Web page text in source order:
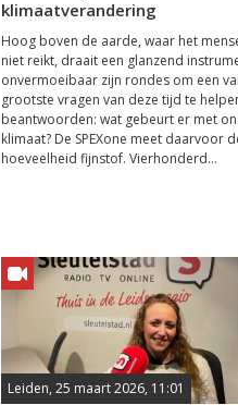
klimaatverandering
Hoog boven de aarde, waar het
niet reikt, draait een glanzend
onvermoeibaar zijn rondes om een
grootste vragen van deze tijd te
beantwoorden: wat gebeurt er met
klimaat? De SPEXone meet daarvoor
hoeveelheid fijnstof. Vierhonderd...
Leiden, 25 maart 2026, 11:01